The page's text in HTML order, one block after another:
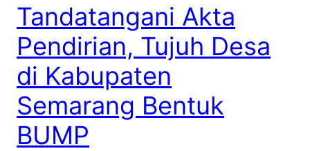
Tandatangani Akta
Pendirian, Tujuh Desa
di Kabupaten
Semarang Bentuk
BUMP